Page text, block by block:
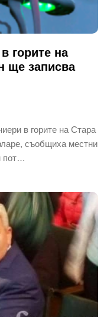
горите на
ще записва
в горите на Стара
съобщиха местни
пот…